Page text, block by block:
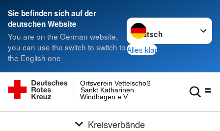
Sie befinden sich auf der
deutschen Website
You are on the German website,
you can use the switch to switch to
the English one
Sprache wechseln zu
Alles klar
Windhagen e.V.
Sankt Katharinen
Ortsverein Vettelschoß
Kreisverbände